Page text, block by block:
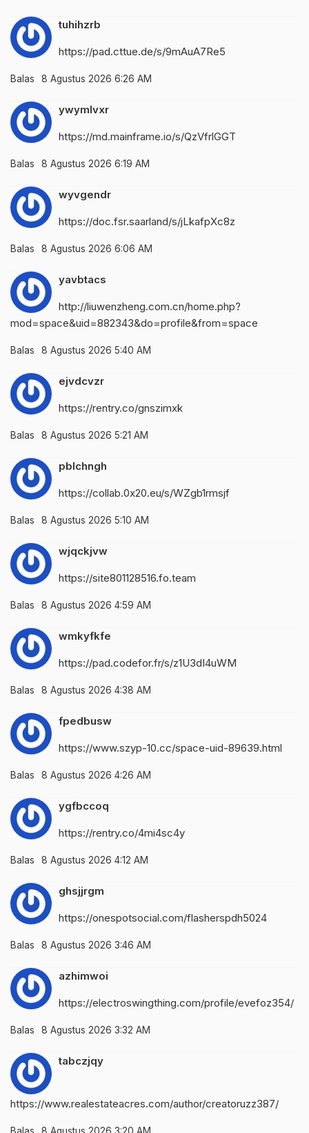
tuhihzrb
https://pad.cttue.de/s/9mAuA7Re5
Balas 8 Agustus 2026 6:26 AM
ywymlvxr
https://md.mainframe.io/s/QzVfrlGGT
Balas 8 Agustus 2026 6:19 AM
wyvgendr
https://doc.fsr.saarland/s/jLkafpXc8z
Balas 8 Agustus 2026 6:06 AM
yavbtacs
http://liuwenzheng.com.cn/home.php?
mod=space&uid=882343&do=profile&from=space
Balas 8 Agustus 2026 5:40 AM
ejvdcvzr
https://rentry.co/gnszimxk
Balas 8 Agustus 2026 5:21 AM
pblchngh
https://collab.0x20.eu/s/WZgb1rmsjf
Balas 8 Agustus 2026 5:10 AM
wjqckjvw
https://site801128516.fo.team
Balas 8 Agustus 2026 4:59 AM
wmkyfkfe
https://pad.codefor.fr/s/z1U3dI4uWM
Balas 8 Agustus 2026 4:38 AM
fpedbusw
https://www.szyp-10.cc/space-uid-89639.html
Balas 8 Agustus 2026 4:26 AM
ygfbccoq
https://rentry.co/4mi4sc4y
Balas 8 Agustus 2026 4:12 AM
ghsjjrgm
https://onespotsocial.com/flasherspdh5024
Balas 8 Agustus 2026 3:46 AM
azhimwoi
https://electroswingthing.com/profile/evefoz354/
Balas 8 Agustus 2026 3:32 AM
tabczjqy
https://www.realestateacres.com/author/creatoruzz387/